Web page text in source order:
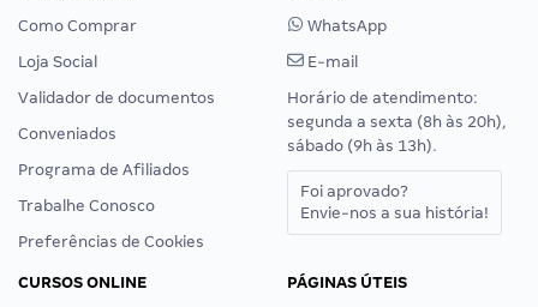
Como Comprar
Loja Social
Validador de documentos
Conveniados
Programa de Afiliados
Trabalhe Conosco
Preferências de Cookies
WhatsApp
E-mail
Horário de atendimento:
segunda a sexta (8h às 20h),
sábado (9h às 13h).
Foi aprovado?
Envie-nos a sua história!
CURSOS ONLINE
PÁGINAS ÚTEIS